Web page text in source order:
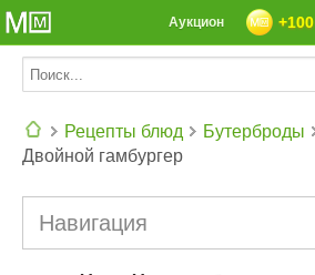
+100
Аукцион
Рецепты блюд Бутерброды
Двойной гамбургер
Навигация